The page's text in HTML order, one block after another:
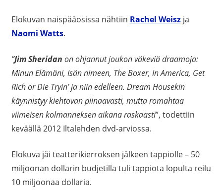
Elokuvan naispääosissa nähtiin Rachel Weiszja
Naomi Watts.
”Jim Sheridan on ohjannut joukon väkeviä draamoja:
Minun Elämäni, Isän nimeen, The Boxer, In America, Get
Rich or Die Tryin’ ja niin edelleen. Dream Housekin
käynnistyy kiehtovan piinaavasti, mutta romahtaa
viimeisen kolmanneksen aikana raskaasti”, todettiin
keväällä 2012 Iltalehden dvd-arviossa.
Elokuva jäi teatterikierroksen jälkeen tappiolle – 50
miljoonan dollarin budjetilla tuli tappiota lopulta reilu
10 miljoonaa dollaria.